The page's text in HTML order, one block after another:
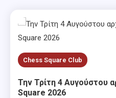
Chess Square Club
Την Τρίτη 4 Αυγούστου
Square 2026